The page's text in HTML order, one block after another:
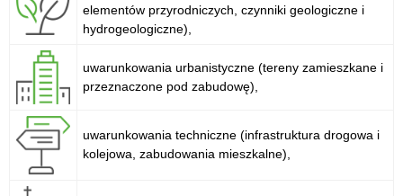
elementów przyrodniczych, czynniki geologiczne i
hydrogeologiczne),
uwarunkowania urbanistyczne (tereny zamieszkane i
przeznaczone pod zabudowę),
uwarunkowania techniczne (infrastruktura drogowa i
kolejowa, zabudowania mieszkalne),